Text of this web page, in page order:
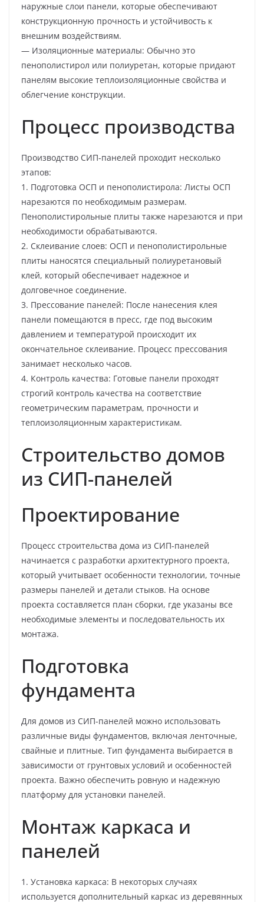
наружные слои панели, которые обеспечивают
конструкционную прочность и устойчивость к
внешним воздействиям.
— Изоляционные материалы: Обычно это
пенополистирол или полиуретан, которые придают
панелям высокие теплоизоляционные свойства и
облегчение конструкции.
Процесс производства
Производство СИП-панелей проходит несколько
этапов:
1. Подготовка ОСП и пенополистирола: Листы ОСП
нарезаются по необходимым размерам.
Пенополистирольные плиты также нарезаются и при
необходимости обрабатываются.
2. Склеивание слоев: ОСП и пенополистирольные
плиты наносятся специальный полиуретановый
клей, который обеспечивает надежное и
долговечное соединение.
3. Прессование панелей: После нанесения клея
панели помещаются в пресс, где под высоким
давлением и температурой происходит их
окончательное склеивание. Процесс прессования
занимает несколько часов.
4. Контроль качества: Готовые панели проходят
строгий контроль качества на соответствие
геометрическим параметрам, прочности и
теплоизоляционным характеристикам.
Строительство домов
из СИП-панелей
Проектирование
Процесс строительства дома из СИП-панелей
начинается с разработки архитектурного проекта,
который учитывает особенности технологии, точные
размеры панелей и детали стыков. На основе
проекта составляется план сборки, где указаны все
необходимые элементы и последовательность их
монтажа.
Подготовка
фундамента
Для домов из СИП-панелей можно использовать
различные виды фундаментов, включая ленточные,
свайные и плитные. Тип фундамента выбирается в
зависимости от грунтовых условий и особенностей
проекта. Важно обеспечить ровную и надежную
платформу для установки панелей.
Монтаж каркаса и
панелей
1. Установка каркаса: В некоторых случаях
используется дополнительный каркас из деревянных